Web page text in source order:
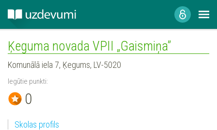
Ķeguma novada VPII „Gaismiņa”
Komunālā iela 7, Ķegums, LV-5020
Iegūtie punkti:
0
Skolas profils